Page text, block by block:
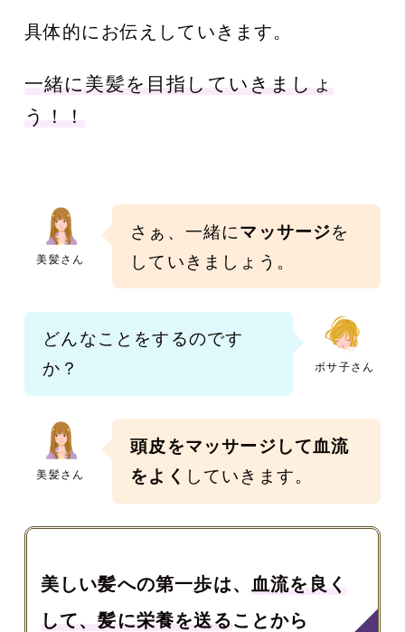
具体的にお伝えしていきます。
一緒に美髪を目指していきましょ
う！！
美髪さん
さぁ、一緒にマッサージを
していきましょう。
ボサ子さん
どんなことをするのです
か？
美髪さん
頭皮をマッサージして血流
をよく していきます。
美しい髪への第一歩は、 血流を良く
して、髪に栄養を送ることから